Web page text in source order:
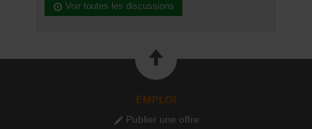
Voir toutes les discussions
EMPLOI
Publier une offre